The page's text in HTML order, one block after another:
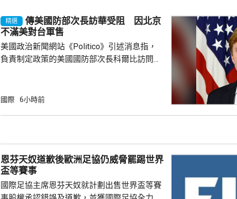
用，「生育旅遊」已經發展成一門生意，每年
可能有數十萬人透過有關制度讓子女取得美國
公民身份，因此華府要推出新的限制。 ...
精選
傳美國防部次長訪華受阻 因北京
不滿美對台軍售
美國政治新聞網站《Politico》引述消息指，
負責制定政策的美國國防部次長科爾比訪問中
售案。 報道指，科爾比認為美中關係過去一年
爭取中方的訪問邀請，並在中國國防大學發表
演講，要求國防部官員與北...
國際 6小時前
恩芬天奴道歉後歐洲足協仍威脅罷踢世界
盃等賽事
國際足協主席恩芬天奴就計劃出售世界盃等賽